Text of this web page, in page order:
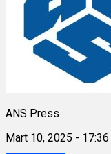
ANS Press
Mart 10, 2025 - 17:36